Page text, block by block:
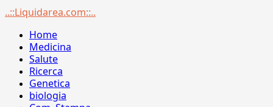
Menu
..::Liquidarea.com::..
Home
Medicina
Salute
Ricerca
Genetica
biologia